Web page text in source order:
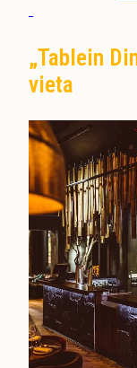
„Tablein
vieta